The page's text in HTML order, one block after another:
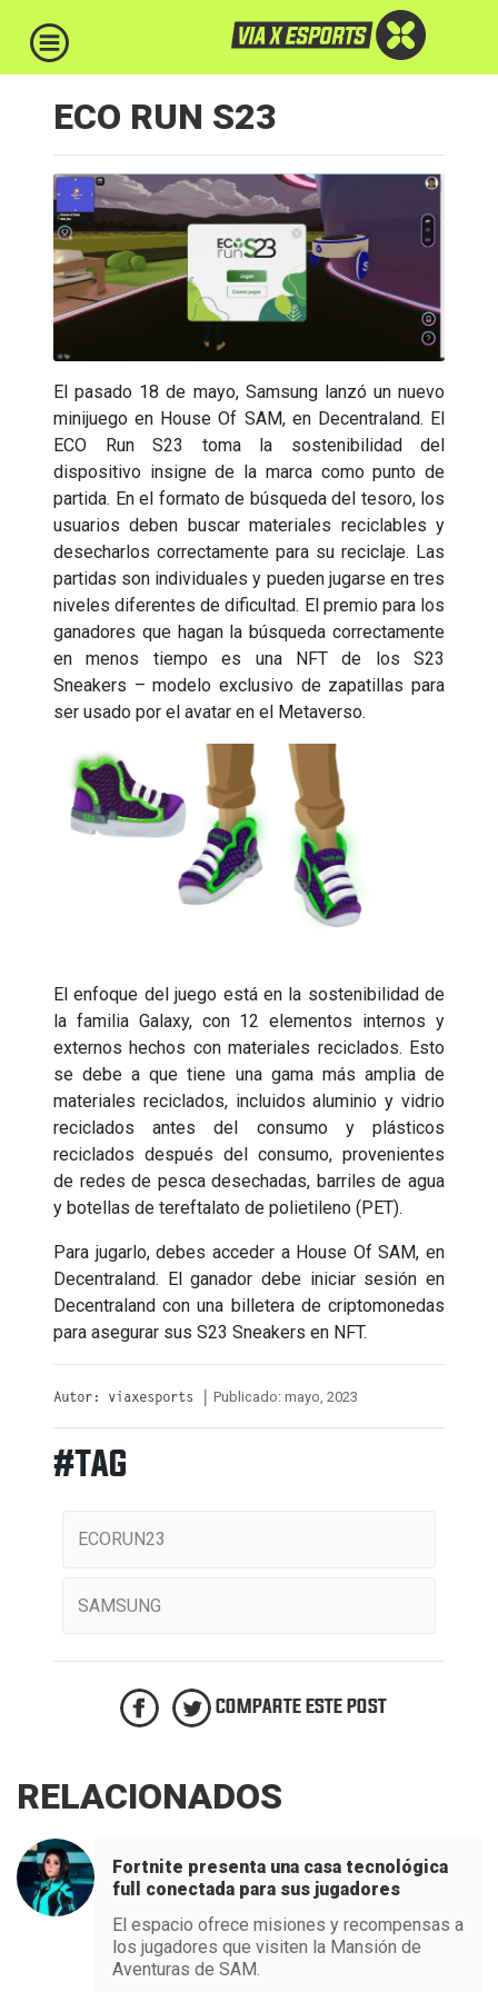
ECO RUN S23
El pasado 18 de mayo, Samsung lanzó un nuevo
minijuego en House Of SAM, en Decentraland. El
ECO Run S23 toma la sostenibilidad del
dispositivo insigne de la marca como punto de
partida. En el formato de búsqueda del tesoro, los
usuarios deben buscar materiales reciclables y
desecharlos correctamente para su reciclaje. Las
partidas son individuales y pueden jugarse en tres
niveles diferentes de dificultad. El premio para los
ganadores que hagan la búsqueda correctamente
en menos tiempo es una NFT de los S23
Sneakers – modelo exclusivo de zapatillas para
ser usado por el avatar en el Metaverso.
El enfoque del juego está en la sostenibilidad de
la familia Galaxy, con 12 elementos internos y
externos hechos con materiales reciclados. Esto
se debe a que tiene una gama más amplia de
materiales reciclados, incluidos aluminio y vidrio
reciclados antes del consumo y plásticos
reciclados después del consumo, provenientes
de redes de pesca desechadas, barriles de agua
y botellas de tereftalato de polietileno (PET).
Para jugarlo, debes acceder a House Of SAM, en
Decentraland. El ganador debe iniciar sesión en
Decentraland con una billetera de criptomonedas
para asegurar sus S23 Sneakers en NFT.
Autor: viaxesports | Publicado: mayo, 2023
#TAG
ECORUN23
SAMSUNG
COMPARTE ESTE POST
RELACIONADOS
Fortnite presenta una casa tecnológica
full conectada para sus jugadores
El espacio ofrece misiones y recompensas a
los jugadores que visiten la Mansión de
Aventuras de SAM.